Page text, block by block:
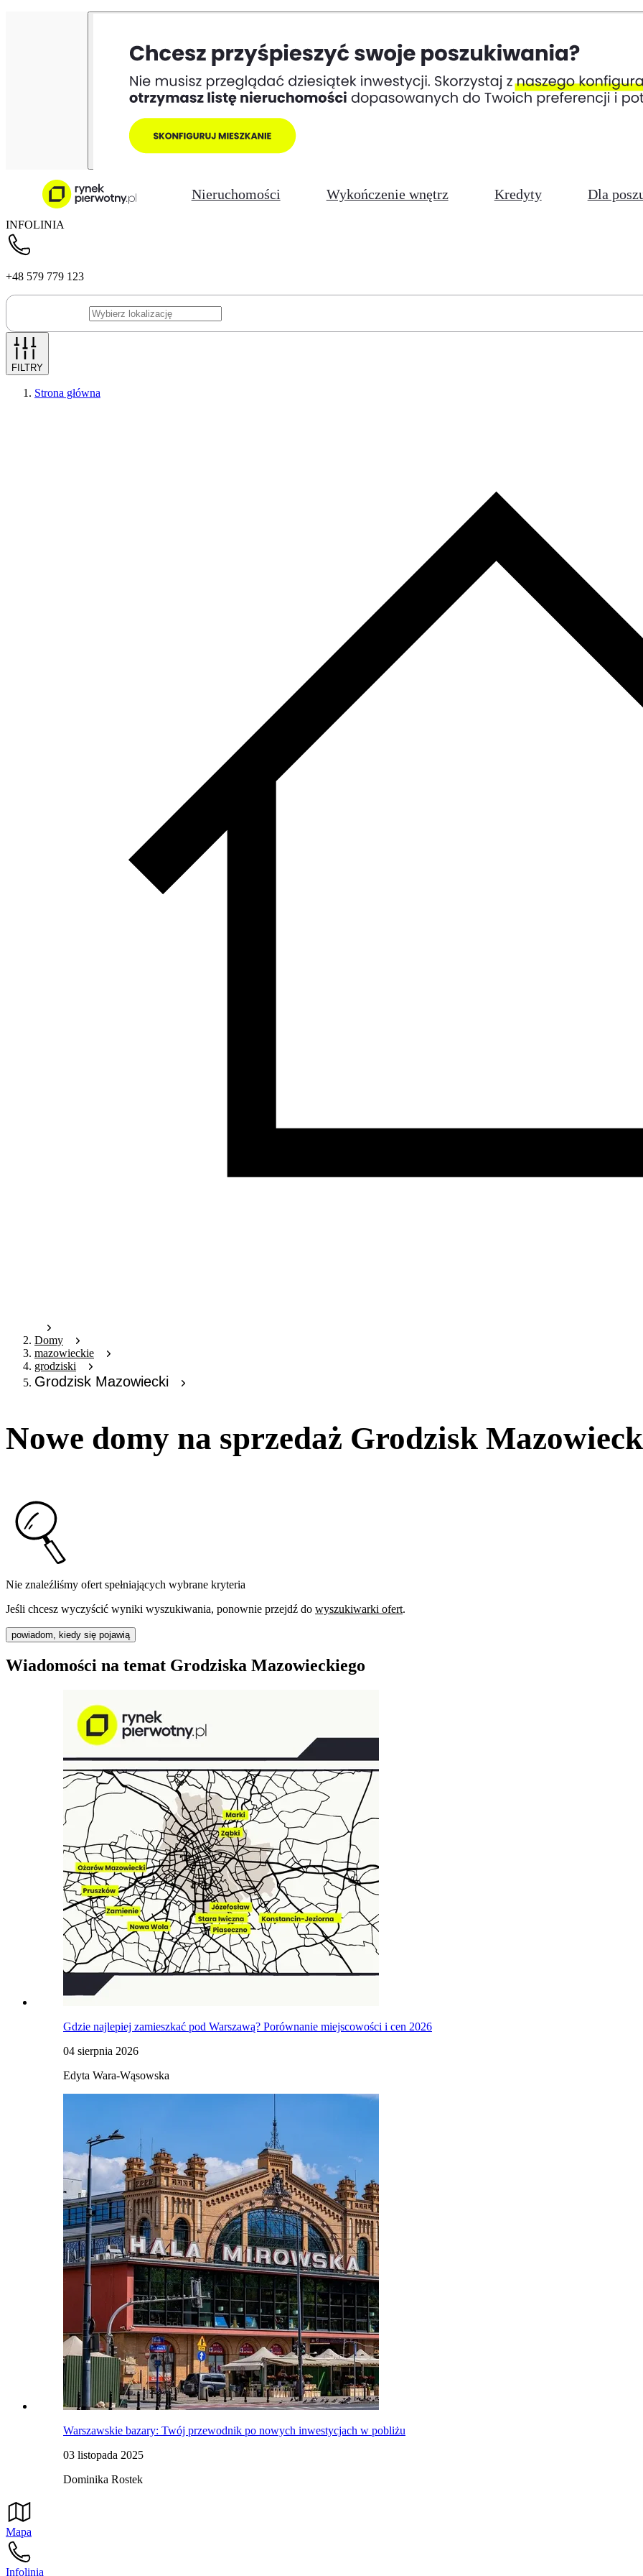
Nieruchomości Wykończenie wnętrz Kredyty Dla
INFOLINIA
+48 579 779 123
FILTRY
Strona główna
Domy
mazowieckie
grodziski
Grodzisk Mazowiecki
Nowe domy na sprzedaż Grodzisk
Nie znaleźliśmy ofert spełniających wybrane kryteria
Jeśli chcesz wyczyścić wyniki wyszukiwania, ponownie przejdź do wyszukiwarki ofert.
powiadom, kiedy się pojawią
Wiadomości na temat Grodziska Mazowieckiego
Gdzie najlepiej zamieszkać pod Warszawą? Porównanie miejscowości i cen 2026
04 sierpnia 2026
Edyta Wara-Wąsowska
Warszawskie bazary: Twój przewodnik po nowych inwestycjach w pobliżu
03 listopada 2025
Dominika Rostek
Mapa
Infolinia